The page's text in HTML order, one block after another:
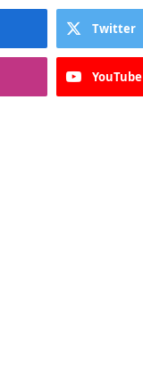
Twitter
YouTube